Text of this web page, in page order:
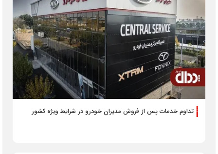
تداوم خدمات پس از فروش مدیران خودرو در شرایط ویژه کشور